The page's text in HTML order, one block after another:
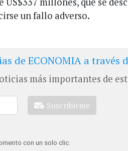
un fallo adverso.
de ECONOMIA a través
más importantes de
Suscribirme
con un solo clic.